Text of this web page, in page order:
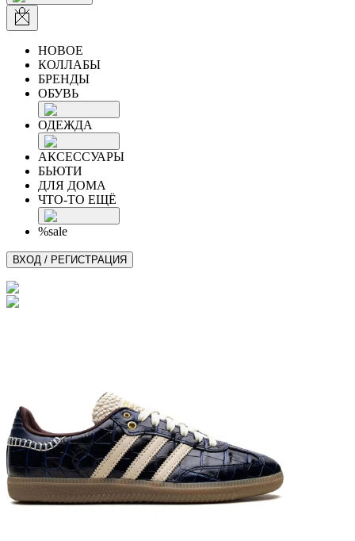
НОВОЕ
КОЛЛАБЫ
БРЕНДЫ
ОБУВЬ
ОДЕЖДА
АКСЕССУАРЫ
БЬЮТИ
ДЛЯ ДОМА
ЧТО-ТО ЕЩЁ
%sale
ВХОД / РЕГИСТРАЦИЯ